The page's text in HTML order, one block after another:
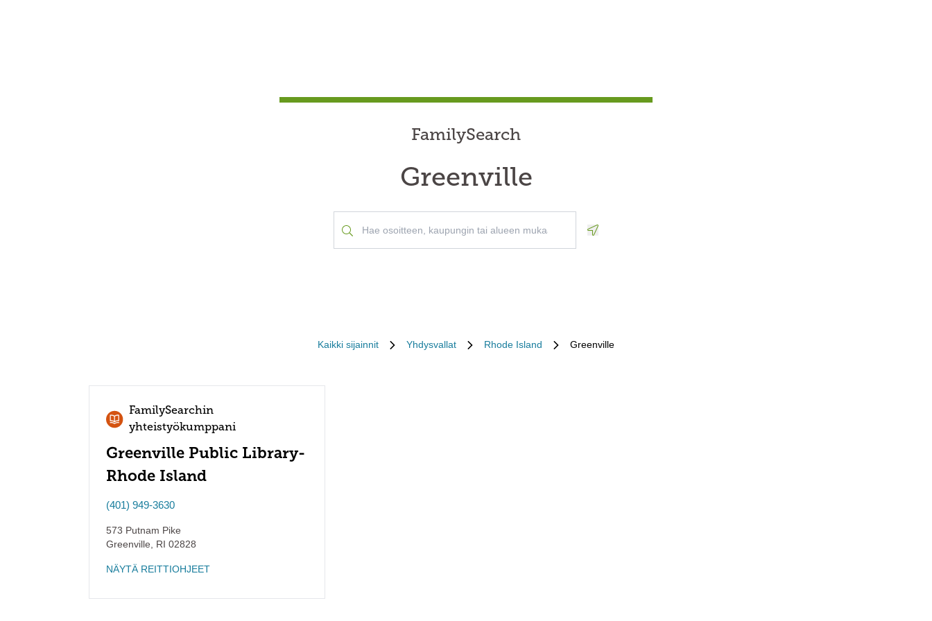
FamilySearch
Greenville
Kaikki sijainnit Yhdysvallat Rhode Island Greenville
FamilySearchin
yhteistyökumppani
Greenville Public Library-
Rhode Island
(401) 949-3630
573 Putnam Pike
Greenville
RI 02828
NÄYTÄ REITTIOHJEET